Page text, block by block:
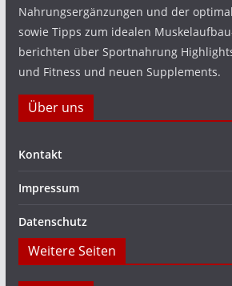
Nahrungsergänzungen und der
sowie Tipps zum idealen
berichten über Sportnahrung
und Fitness und neuen Supplements.
Über uns
Kontakt
Impressum
Datenschutz
Weitere Seiten